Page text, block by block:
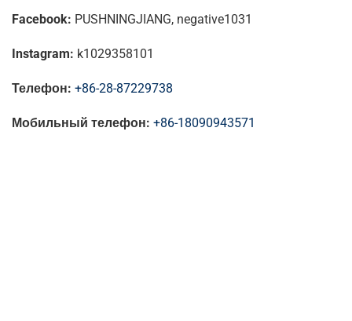
Facebook: PUSHNINGJIANG, negative1031
Instagram: k1029358101
Телефон: +86-28-87229738
Мобильный телефон: +86-18090943571